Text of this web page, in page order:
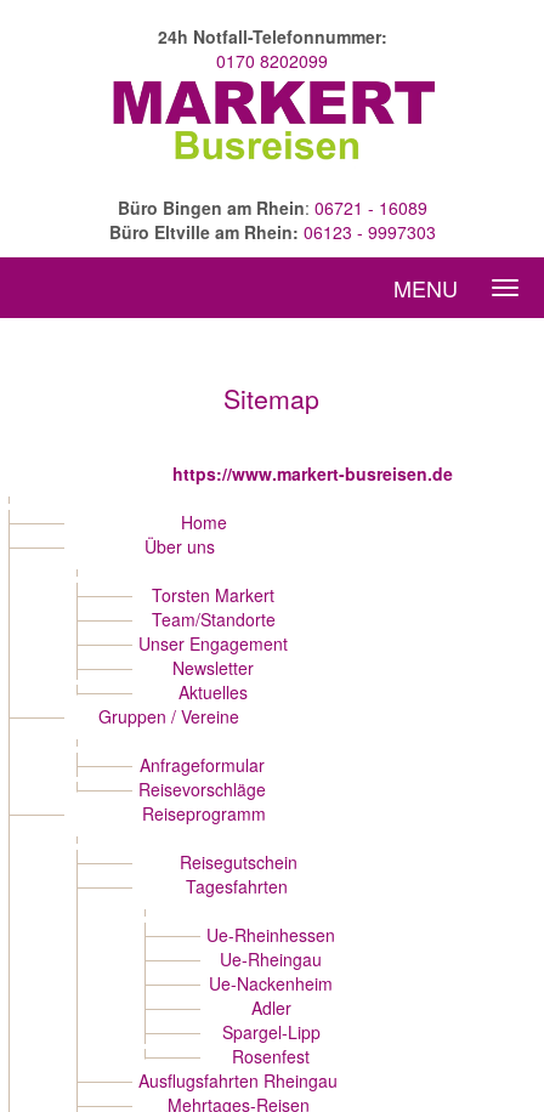
24h Notfall-Telefonnummer:
0170 8202099
Büro Bingen am Rhein: 06721 - 16089
Büro Eltville am Rhein: 06123 - 9997303
MENU
Sitemap
https://www.markert-busreisen.de
Home
Über uns
Torsten Markert
Team/Standorte
Unser Engagement
Newsletter
Aktuelles
Gruppen / Vereine
Anfrageformular
Reisevorschläge
Reiseprogramm
Reisegutschein
Tagesfahrten
Ue-Rheinhessen
Ue-Rheingau
Ue-Nackenheim
Adler
Spargel-Lipp
Rosenfest
Ausflugsfahrten Rheingau
Mehrtages-Reisen